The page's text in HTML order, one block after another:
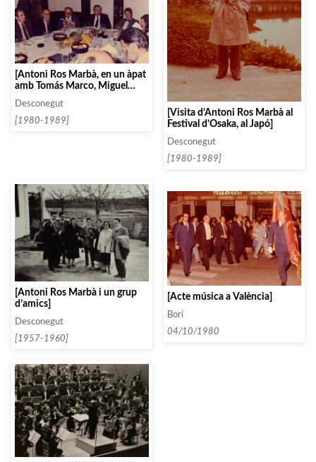
[Antoni Ros Marbà, en un àpat
amb Tomás Marco, Miguel
Desconegut
[1980-1989]
[Visita d’Antoni Ros Marbà al
Festival d’Osaka, al Japó]
Desconegut
[1980-1989]
[Antoni Ros Marbà i un grup
d’amics]
Desconegut
[1957-1960]
[Acte música a València]
Bori
04/10/1980